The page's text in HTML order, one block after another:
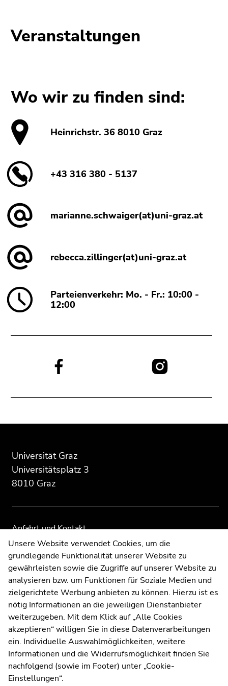
Veranstaltungen
Wo wir zu finden sind:
Heinrichstr. 36 8010 Graz
+43 316 380 - 5137
marianne.schwaiger(at)uni-graz.at
rebecca.zillinger(at)uni-graz.at
Parteienverkehr: Mo. - Fr.: 10:00 -
12:00
Seitenbereichs:
Zusatzinformationen:
Universität Graz
Universitätsplatz 3
8010 Graz
Anfahrt und Kontakt
Kommunikation und Öffentlichkeitsarbeit
Moodle
UNIGRAZonline
Impressum
Datenschutzerklärung
Cookie-Einstellungen
Barrierefreiheitserklärung
WetterstationUni Graz
Seitenbereichs.
Übersicht
Seitenbereichs.
Übersicht
Unsere Website verwendet Cookies, um die
grundlegende Funktionalität unserer Website zu
gewährleisten sowie die Zugriffe auf unserer Website zu
analysieren bzw. um Funktionen für Soziale Medien und
zielgerichtete Werbung anbieten zu können. Hierzu ist es
nötig Informationen an die jeweiligen Dienstanbieter
weiterzugeben. Mit dem Klick auf „Alle Cookies
akzeptieren“ willigen Sie in diese Datenverarbeitungen
ein. Individuelle Auswahlmöglichkeiten, weitere
Informationen und die Widerrufsmöglichkeit finden Sie
nachfolgend (sowie im Footer) unter „Cookie-
Einstellungen“.